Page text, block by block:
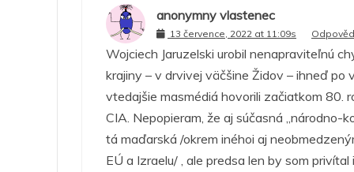
anonymny vlastenec
13 července, 2022 at 11:09s
Wojciech Jaruzelski urobil nenapraviteľnú
krajiny – v drvivej väčšine Židov – ihneď
vtedajšie masmédiá hovorili začiatkom 80.
CIA. Nepopieram, že aj súčasná
tá maďarská /okrem inéhoi aj
EÚ a Izraelu/ , ale predsa len by som